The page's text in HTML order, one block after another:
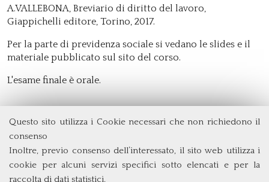
Questo sito utilizza i Cookie necessari che non richiedono il
consenso
Inoltre, previo consenso dell’interessato, il sito web utilizza i
cookie per alcuni servizi specifici sotto elencati e per la
raccolta di dati statistici.
A.VALLEBONA, Breviario di diritto del lavoro,
Giappichelli editore, Torino, 2017.
Per la parte di previdenza sociale si vedano le slides e il
materiale pubblicato sul sito del corso.
L'esame finale è orale.
Università degli Studi di Roma Tor Vergata
Via Columbia, 2
00133 Roma (Italia)